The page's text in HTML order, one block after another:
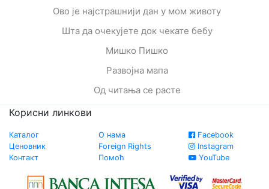
Ово је најстрашнији дан у мом животу
Шта да очекујете док чекате бебу
Мишко Пишко
Развојна мапа
Од читања се расте
Корисни линкови
Каталог
Ценовник
Контакт
О нама
Foreign Rights
Помоћ
Facebook
Instagram
YouTube